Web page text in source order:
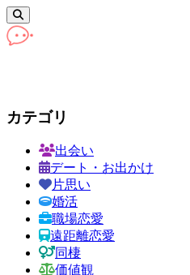
カテゴリ
出会い
デート・お出かけ
片思い
婚活
職場恋愛
遠距離恋愛
同棲
価値観